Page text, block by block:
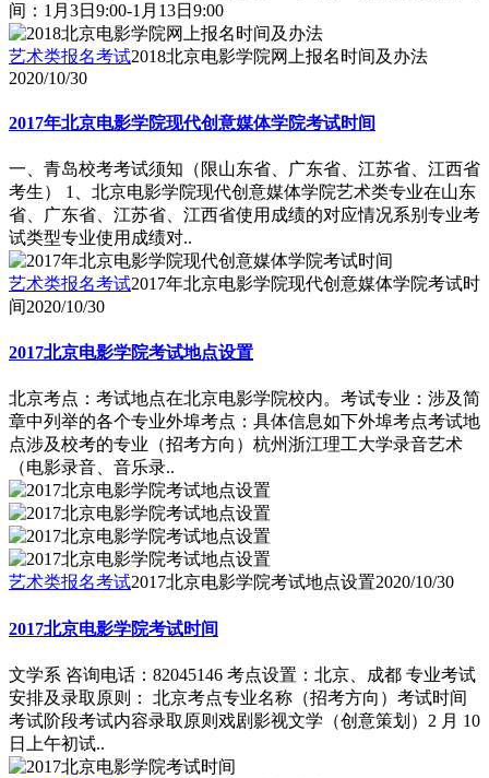
间：1月3日9:00-1月13日9:00
艺术类报名考试2018北京电影学院网上报名时间及办法
2020/10/30
2017年北京电影学院现代创意媒体学院考试时间
一、青岛校考考试须知（限山东省、广东省、江苏省、江西省
考生） 1、北京电影学院现代创意媒体学院艺术类专业在山东
省、广东省、江苏省、江西省使用成绩的对应情况系别专业考
试类型专业使用成绩对..
艺术类报名考试2017年北京电影学院现代创意媒体学院考试时
间2020/10/30
2017北京电影学院考试地点设置
北京考点：考试地点在北京电影学院校内。考试专业：涉及简
章中列举的各个专业外埠考点：具体信息如下外埠考点考试地
点涉及校考的专业（招考方向）杭州浙江理工大学录音艺术
（电影录音、音乐录..
艺术类报名考试2017北京电影学院考试地点设置2020/10/30
2017北京电影学院考试时间
文学系 咨询电话：82045146 考点设置：北京、成都 专业考试
安排及录取原则： 北京考点专业名称（招考方向）考试时间
考试阶段考试内容录取原则戏剧影视文学（创意策划）2 月 10
日上午初试..